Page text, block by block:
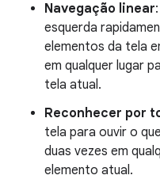
Navegação linear
esquerda
elementos da tela
em qualquer lugar
tela atual.
Reconhecer por
tela para ouvir o
duas vezes em
elemento atual.